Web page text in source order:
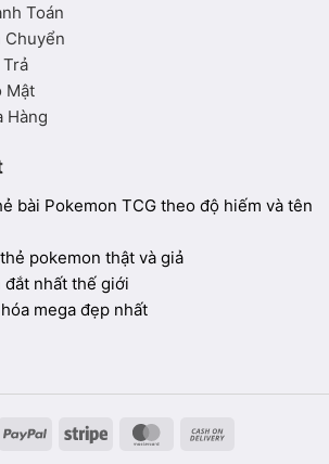
Toán
Chuyển
Mật
Hàng
bài Pokemon TCG theo độ hiếm và tên
pokemon thật và giả
đắt nhất thế giới
mega đẹp nhất
PayPal Stripe MasterCard